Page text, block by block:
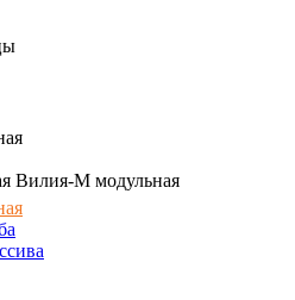
Вилия-М модульная